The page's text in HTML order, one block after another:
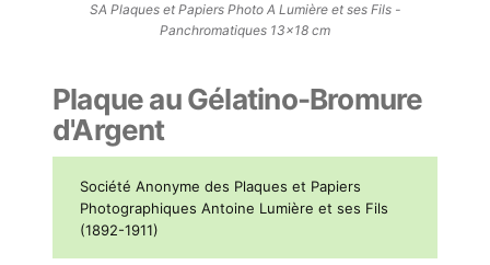
SA Plaques et Papiers Photo A Lumière et ses Fils -
Panchromatiques 13x18 cm
Plaque au Gélatino-Bromure
d'Argent
Société Anonyme des Plaques et Papiers
Photographiques Antoine Lumière et ses Fils
(1892-1911)